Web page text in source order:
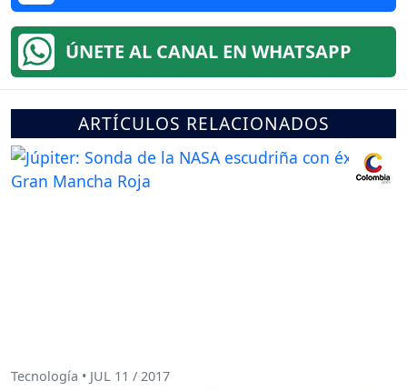
ÚNETE AL CANAL EN WHATSAPP
ARTÍCULOS RELACIONADOS
Tecnología • JUL 11 / 2017